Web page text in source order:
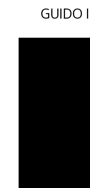
GUIDO